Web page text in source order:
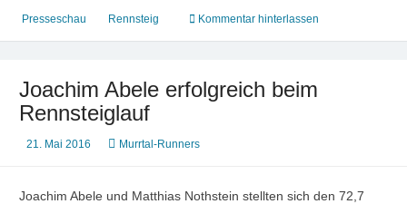
Presseschau Rennsteig Kommentar hinterlassen
Joachim Abele erfolgreich beim
Rennsteiglauf
21. Mai 2016 Murrtal-Runners
Joachim Abele und Matthias Nothstein stellten sich den 72,7